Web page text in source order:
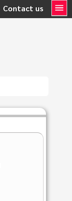
Contact us